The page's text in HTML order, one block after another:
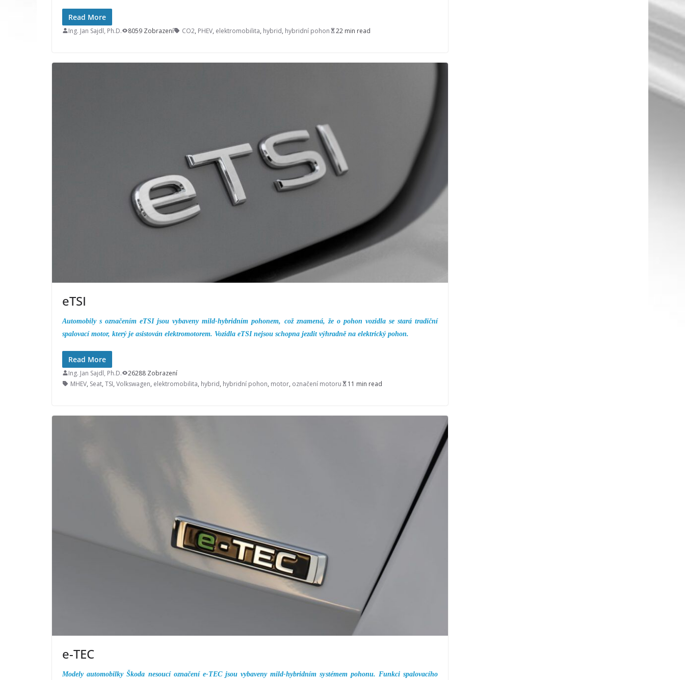
Read More
Ing. Jan Sajdl, Ph.D. 8059 Zobrazení CO2, PHEV, elektromobilita, hybrid, hybridní pohon 22 min read
eTSI
Automobily s označením eTSI jsou vybaveny mild-hybridním pohonem, což znamená, že o pohon vozidla se stará tradiční
spalovací motor, který je asistován elektromotorem. Vozidla eTSI nejsou schopna jezdit výhradně na elektrický pohon.
Read More
Ing. Jan Sajdl, Ph.D.
26288 Zobrazení
MHEV, Seat, TSI, Volkswagen, elektromobilita, hybrid, hybridní pohon, motor, označení motoru 11 min read
e-TEC
Modely automobilky Škoda nesoucí označení e-TEC jsou vybaveny mild-hybridním systémem pohonu. Funkci spalovacího